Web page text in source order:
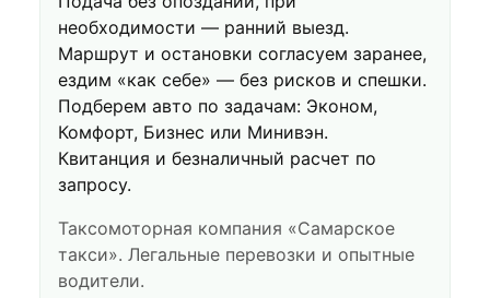
необходимости — ранний выезд.
Маршрут и остановки согласуем заранее,
ездим «как себе» — без рисков и спешки.
Подберем авто по задачам: Эконом,
Комфорт, Бизнес или Минивэн.
Квитанция и безналичный расчет по
запросу.
Таксомоторная компания «Самарское
такси». Легальные перевозки и опытные
водители.